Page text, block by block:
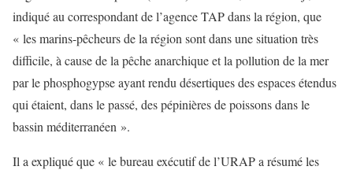
indiqué au correspondant de l’agence TAP dans la région, que
« les marins-pêcheurs de la région sont dans une situation très
difficile, à cause de la pêche anarchique et la pollution de la mer
par le phosphogypse ayant rendu désertiques des espaces étendus
qui étaient, dans le passé, des pépinières de poissons dans le
bassin méditerranéen ».
Il a expliqué que « le bureau exécutif de l’URAP a résumé les